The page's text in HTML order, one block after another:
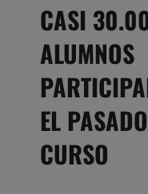
CASI
ALUMNOS
EL PASADO
CURSO